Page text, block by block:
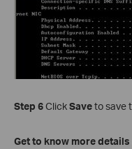
Step 6ClickSaveto save
Get to know more